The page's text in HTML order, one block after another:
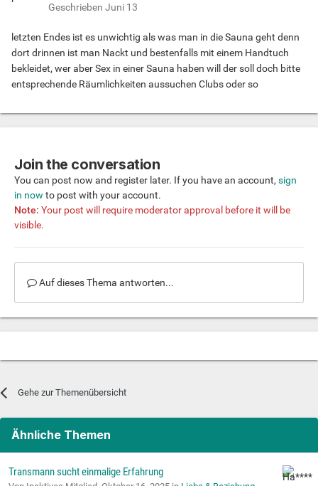
Geschrieben Juni 13
letzten Endes ist es unwichtig als was man in die Sauna geht denn
dort drinnen ist man Nackt und bestenfalls mit einem Handtuch
bekleidet, wer aber Sex in einer Sauna haben will der soll doch bitte
entsprechende Räumlichkeiten aussuchen Clubs oder so
Join the conversation
You can post now and register later. If you have an account, sign
in now to post with your account.
Note: Your post will require moderator approval before it will be
visible.
Auf dieses Thema antworten...
Gehe zur Themenübersicht
Ähnliche Themen
Transmann sucht einmalige Erfahrung